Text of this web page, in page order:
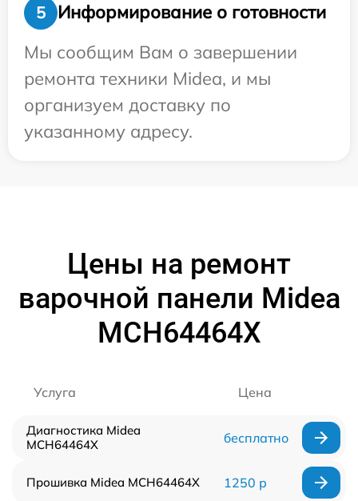
5
Информирование о готовности
Мы сообщим Вам о завершении
ремонта техники Midea, и мы
организуем доставку по
указанному адресу.
Цены на ремонт
варочной панели Midea
MCH64464X
Услуга Цена
Диагностика Midea
MCH64464X
бесплатно
Прошивка Midea MCH64464X 1250 р